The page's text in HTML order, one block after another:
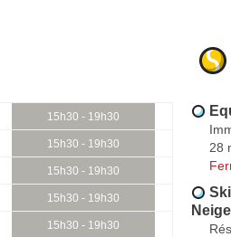
15h30 - 19h30
15h30 - 19h30
15h30 - 19h30
15h30 - 19h30
15h30 - 19h30
28